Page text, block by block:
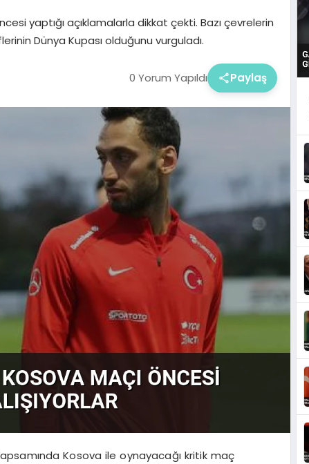
yaptığı açıklamalarla dikkat çekti. Bazı çevrelerin
Dünya Kupası olduğunu vurguladı.
0 Yorum Yapıldı Paylaş
Kosova ile oynayacağı kritik maç